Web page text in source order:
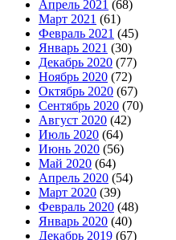
Апрель 2021 (68)
Март 2021 (61)
Февраль 2021 (45)
Январь 2021 (30)
Декабрь 2020 (77)
Ноябрь 2020 (72)
Октябрь 2020 (67)
Сентябрь 2020 (70)
Август 2020 (42)
Июль 2020 (64)
Июнь 2020 (56)
Май 2020 (64)
Апрель 2020 (54)
Март 2020 (39)
Февраль 2020 (48)
Январь 2020 (40)
Декабрь 2019 (67)